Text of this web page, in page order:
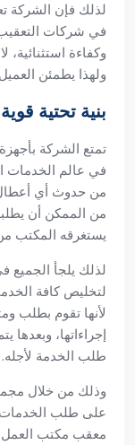
لذلك فإن الشركة
في شركات
وكفاءة
ولهذا يطمئن
بنية تحتية
تمتع الشركة
في عالم الخدمات
من حدوث أي أعطال
من الممكن أن
يستغرقه المكتب
لذلك يلجأ الجميع
لتخليص كافة
لأنها تقوم بطلب
إجراءاتها،
طلب الخدمة لأجله.
وذلك من خلال
على طلب الخدمات
معقب مكتب